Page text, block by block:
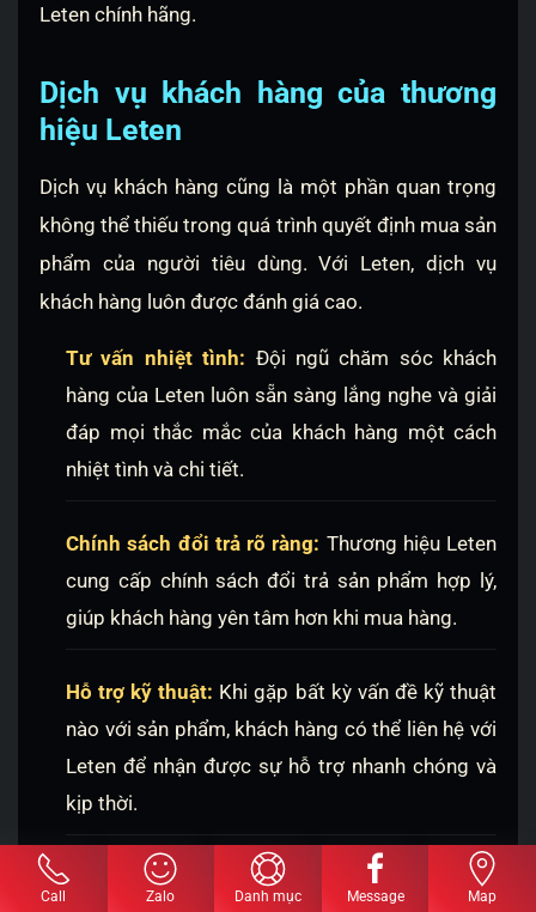
Leten chính hãng.
Dịch vụ khách hàng của thương
hiệu Leten
Dịch vụ khách hàng cũng là một phần quan trọng
không thể thiếu trong quá trình quyết định mua sản
phẩm của người tiêu dùng. Với Leten, dịch vụ
khách hàng luôn được đánh giá cao.
Tư vấn nhiệt tình: Đội ngũ chăm sóc khách
hàng của Leten luôn sẵn sàng lắng nghe và giải
đáp mọi thắc mắc của khách hàng một cách
nhiệt tình và chi tiết.
Chính sách đổi trả rõ ràng: Thương hiệu Leten
cung cấp chính sách đổi trả sản phẩm hợp lý,
giúp khách hàng yên tâm hơn khi mua hàng.
Hỗ trợ kỹ thuật: Khi gặp bất kỳ vấn đề kỹ thuật
nào với sản phẩm, khách hàng có thể liên hệ với
Leten để nhận được sự hỗ trợ nhanh chóng và
kịp thời.
Hệ thống đánh giá và phản hồi:
Khách hàng có
Call Zalo Danh mục Message Map